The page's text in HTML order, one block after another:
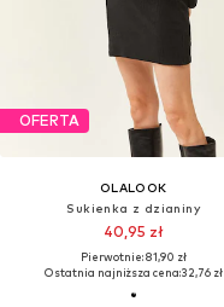
OFERTA
OLALOOK
Sukienka z dzianiny
40,95 zł
Pierwotnie: 81,90 zł
Ostatnia najniższa cena:32,76 zł